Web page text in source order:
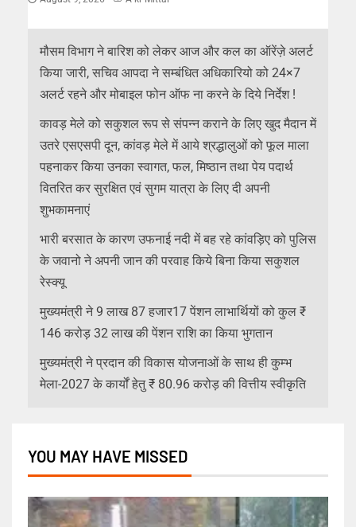
मौसम विभाग ने बारिश को लेकर आज और कल का ऑरेंज़े अलर्ट
किया जारी, सचिव आपदा ने सम्बंधित अधिकारियो को 24×7
अलर्ट रहने और मोबाइल फोन ऑफ ना करने के दिये निर्देश !
कावड़ मेले को सकुशल रूप से संपन्न कराने के लिए खुद मैदान में
उतरे एसएसपी दून, कांवड़ मेले में आये श्रद्धालुओं को फूल माला
पहनाकर किया उनका स्वागत, फल, मिष्ठान तथा पेय पदार्थ
वितरित कर सुरक्षित एवं सुगम यात्रा के लिए दी अपनी
शुभकामनाएं
भारी बरसात के कारण उफनाई नदी में बह रहे कांवड़िए को पुलिस
के जवानो ने अपनी जान की परवाह किये बिना किया सकुशल
रेस्क्यू
मुख्यमंत्री ने 9 लाख 87 हजार17 पेंशन लाभार्थियों को कुल ₹
146 करोड़ 32 लाख की पेंशन राशि का किया भुगतान
मुख्यमंत्री ने प्रदान की विकास योजनाओं के साथ ही कुम्भ
मेला-2027 के कार्यों हेतु ₹ 80.96 करोड़ की वित्तीय स्वीकृति
YOU MAY HAVE MISSED